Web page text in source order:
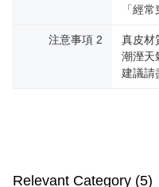
「經
注意事項 2
真皮材
潮溼天
建議請
Relevant Category (5)